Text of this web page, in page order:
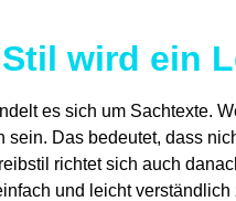
wird ein
es sich um Sachtexte.
sein. Das bedeutet, dass
richtet sich auch
und leicht